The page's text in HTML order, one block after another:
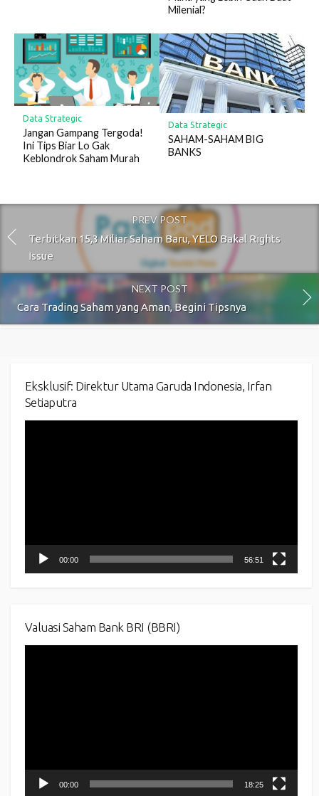
Milenial?
Data Strategic
Jangan Gampang Tergoda!
Ini Tips Biar Lo Gak
Keblondrok Saham Murah
Data Strategic
SAHAM-SAHAM BIG
BANKS
PREV POST
Terbitkan 15,3 Miliar Saham Baru, YELO Bakal Rights
Issue
NEXT POST
Cara Trading Saham yang Aman, Begini Tipsnya
Eksklusif: Direktur Utama Garuda Indonesia, Irfan
Setiaputra
00:00 56:51
Valuasi Saham Bank BRI (BBRI)
00:00 18:25